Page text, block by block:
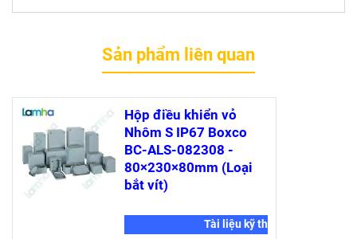
Sản phẩm liên quan
Hộp điều khiển vỏ
Nhôm S IP67 Boxco
BC-ALS-082308 -
80×230×80mm (Loại
bắt vít)
Tài liệu kỹ thuật